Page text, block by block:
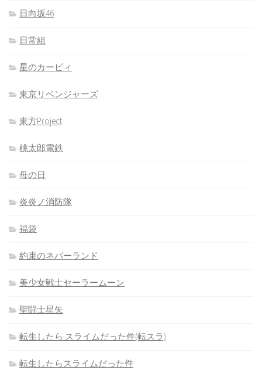
日向坂46
日常組
星のカービィ
東京リベンジャーズ
東方Project
桃太郎電鉄
母の日
炎炎ノ消防隊
福袋
約束のネバーランド
美少女戦士セーラームーン
聖闘士星矢
転生したら スライムだった件(転スラ)
転生したらスライムだった件